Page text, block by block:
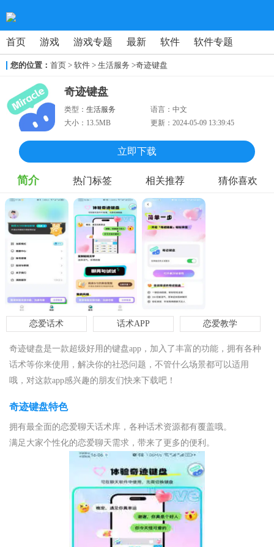
首页 游戏 游戏专题 最新 软件 软件专题
您的位置： 首页 > 软件 > 生活服务 >奇迹键盘
奇迹键盘
类型： 生活服务 语言：中文
大小： 13.5MB 更新：2024-05-09 13:39:45
立即下载
简介 热门标签 相关推荐 猜你喜欢
恋爱话术 话术APP 恋爱教学
奇迹键盘是一款超级好用的键盘app，加入了丰富的功能，拥有各种
话术等你来使用，解决你的社恐问题，不管什么场景都可以适用
哦，对这款app感兴趣的朋友们快来下载吧！
奇迹键盘特色
拥有最全面的恋爱聊天话术库，各种话术资源都有覆盖哦。
满足大家个性化的恋爱聊天需求，带来了更多的便利。